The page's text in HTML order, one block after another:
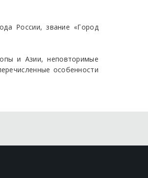
России, звание «Город
и Азии, неповторимые
особенности